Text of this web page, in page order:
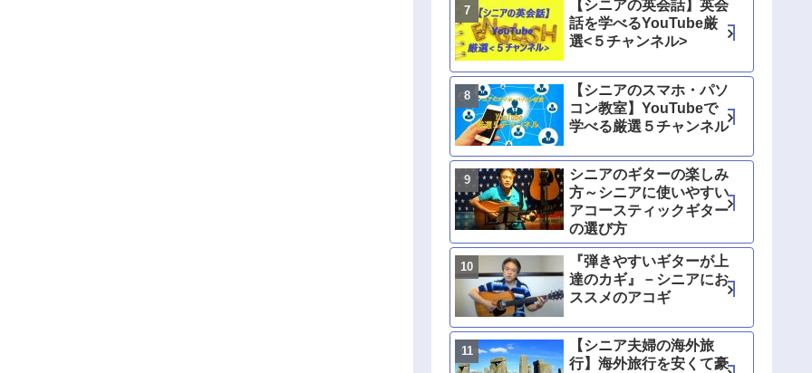
【シニアの英会話】英会
話を学べるYouTube厳
選<５チャンネル>
【シニアのスマホ・パソ
コン教室】YouTubeで
学べる厳選５チャンネル
シニアのギターの楽しみ
方～シニアに使いやすい
アコースティックギター
の選び方
『弾きやすいギターが上
達のカギ』－シニアにお
ススメのアコギ
【シニア夫婦の海外旅
行】海外旅行を安くて豪